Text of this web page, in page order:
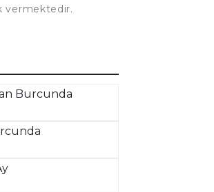
vermektedir.
Burcunda